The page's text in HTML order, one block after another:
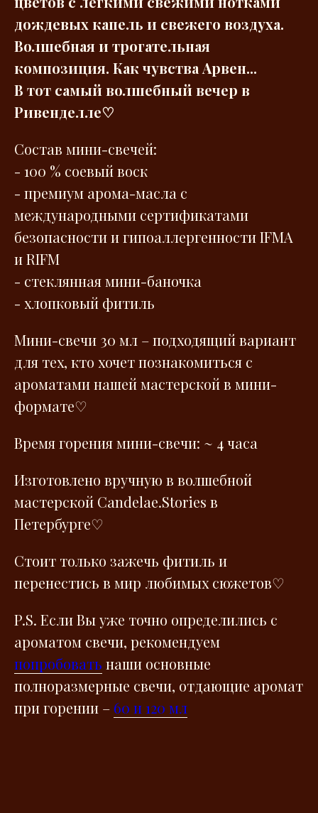
дождевых капель и свежего воздуха.
Волшебная и трогательная
композиция. Как чувства Арвен...
В тот самый волшебный вечер в
Ривенделле♡
Состав мини-свечей:
- 100 % соевый воск
- премиум арома-масла с
международными сертификатами
безопасности и гипоаллергенности IFMA
и RIFM
- стеклянная мини-баночка
- хлопковый фитиль
Мини-свечи 30 мл – подходящий вариант
для тех, кто хочет познакомиться с
ароматами нашей мастерской в мини-
формате♡
Время горения мини-свечи: ~ 4 часа
Изготовлено вручную в волшебной
мастерской Сandelae.Stories в
Петербурге♡
Стоит только зажечь фитиль и
перенестись в мир любимых сюжетов♡
P.S. Если Вы уже точно определились с
ароматом свечи, рекомендуем
попробовать наши основные
полноразмерные свечи, отдающие аромат
при горении – 60 и 120 мл